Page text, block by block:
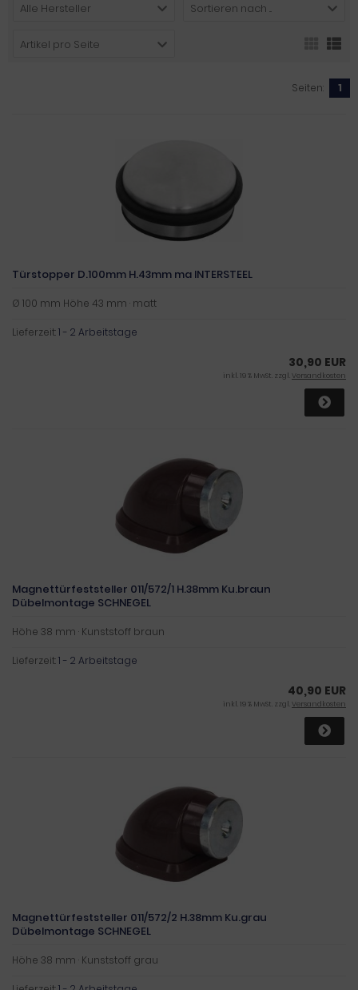
Alle Hersteller Sortieren nach ...
Artikel pro Seite
Seiten: 1
Türstopper D.100mm H.43mm ma INTERSTEEL
Ø 100 mm Höhe 43 mm · matt
Lieferzeit:1 - 2 Arbeitstage
30,90 EUR
inkl. 19 % MwSt. zzgl.Versandkosten
Magnettürfeststeller 011/572/1 H.38mm Ku.braun
Dübelmontage SCHNEGEL
Höhe 38 mm · Kunststoff braun
Lieferzeit:1 - 2 Arbeitstage
40,90 EUR
inkl. 19 % MwSt. zzgl.Versandkosten
Magnettürfeststeller 011/572/2 H.38mm Ku.grau
Dübelmontage SCHNEGEL
Höhe 38 mm · Kunststoff grau